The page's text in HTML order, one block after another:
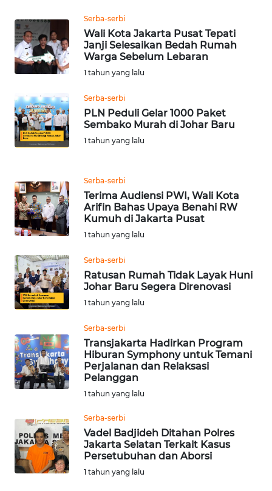
Serba-serbi
Wali Kota Jakarta Pusat Tepati
Janji Selesaikan Bedah Rumah
Warga Sebelum Lebaran
1 tahun yang lalu
Serba-serbi
PLN Peduli Gelar 1000 Paket
Sembako Murah di Johar Baru
1 tahun yang lalu
Serba-serbi
Terima Audiensi PWI, Wali Kota
Arifin Bahas Upaya Benahi RW
Kumuh di Jakarta Pusat
1 tahun yang lalu
Serba-serbi
Ratusan Rumah Tidak Layak Huni
Johar Baru Segera Direnovasi
1 tahun yang lalu
Serba-serbi
Transjakarta Hadirkan Program
Hiburan Symphony untuk Temani
Perjalanan dan Relaksasi
Pelanggan
1 tahun yang lalu
Serba-serbi
Vadel Badjideh Ditahan Polres
Jakarta Selatan Terkait Kasus
Persetubuhan dan Aborsi
1 tahun yang lalu
WN
KUNINGAN
WN
MAJALENGKA
WN
SUBANG
WN
PURWAKARTA
PRIANGAN
TIMUR
WN
WN
SOLO
WN
WN
MADURA